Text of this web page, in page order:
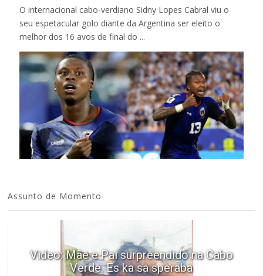
O internacional cabo-verdiano Sidny Lopes Cabral viu o
seu espetacular golo diante da Argentina ser eleito o
melhor dos 16 avos de final do ...
Assunto de Momento
Video: Mãe e Pai surpreendido na Cabo
Verde. Es ka sa speraba